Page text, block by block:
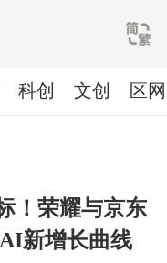
科创 文创 区网
！荣耀与京东
新增长曲线